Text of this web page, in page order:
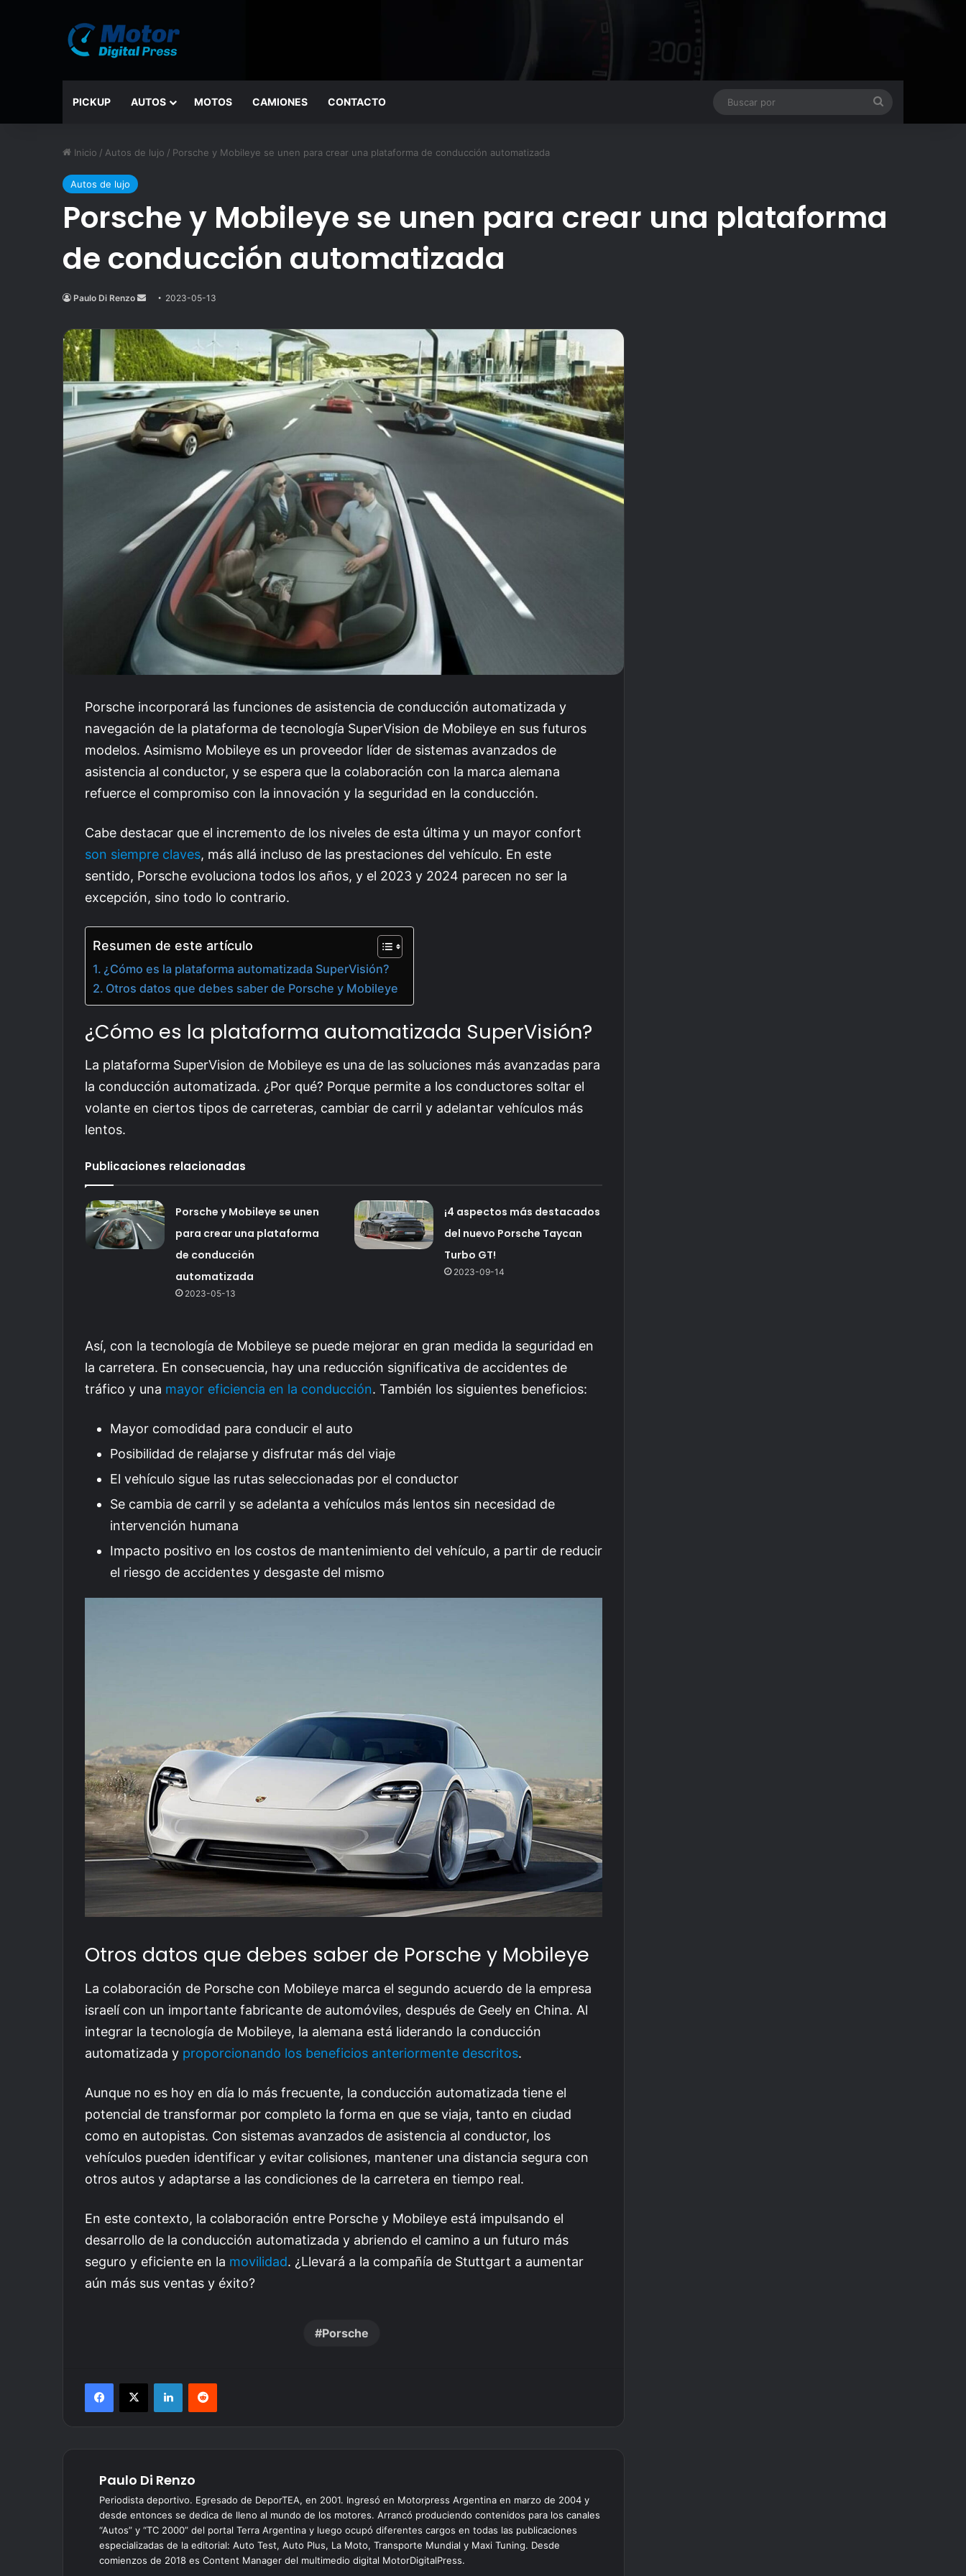
PICKUP AUTOS MOTOS CAMIONES CONTACTO
Inicio / Autos de lujo / Porsche y Mobileye se unen para crear una plataforma de conducción automatizada
Autos de lujo
Porsche y Mobileye se unen para crear una plataforma
de conducción automatizada
Paulo Di Renzo
Send
email
2023-05-13
Porsche incorporará las funciones de asistencia de conducción automatizada y
navegación de la plataforma de tecnología SuperVision de Mobileye en sus futuros
modelos. Asimismo Mobileye es un proveedor líder de sistemas avanzados de
asistencia al conductor, y se espera que la colaboración con la marca alemana
refuerce el compromiso con la innovación y la seguridad en la conducción.
Cabe destacar que el incremento de los niveles de esta última y un mayor confort
son siempre claves, más allá incluso de las prestaciones del vehículo. En este
sentido, Porsche evoluciona todos los años, y el 2023 y 2024 parecen no ser la
excepción, sino todo lo contrario.
Resumen de este artículo
¿Cómo es la plataforma automatizada SuperVisión?
Otros datos que debes saber de Porsche y Mobileye
¿Cómo es la plataforma automatizada SuperVisión?
La plataforma SuperVision de Mobileye es una de las soluciones más avanzadas para
la conducción automatizada. ¿Por qué? Porque permite a los conductores soltar el
volante en ciertos tipos de carreteras, cambiar de carril y adelantar vehículos más
lentos.
Publicaciones relacionadas
Porsche y Mobileye se unen
para crear una plataforma
de conducción
automatizada
2023-05-13
¡4 aspectos más destacados
del nuevo Porsche Taycan
Turbo GT!
2023-09-14
Así, con la tecnología de Mobileye se puede mejorar en gran medida la seguridad en
la carretera. En consecuencia, hay una reducción significativa de accidentes de
tráfico y una mayor eficiencia en la conducción. También los siguientes beneficios:
Mayor comodidad para conducir el auto
Posibilidad de relajarse y disfrutar más del viaje
El vehículo sigue las rutas seleccionadas por el conductor
Se cambia de carril y se adelanta a vehículos más lentos sin necesidad de
intervención humana
Impacto positivo en los costos de mantenimiento del vehículo, a partir de reducir
el riesgo de accidentes y desgaste del mismo
Otros datos que debes saber de Porsche y Mobileye
La colaboración de Porsche con Mobileye marca el segundo acuerdo de la empresa
israelí con un importante fabricante de automóviles, después de Geely en China. Al
integrar la tecnología de Mobileye, la alemana está liderando la conducción
automatizada y proporcionando los beneficios anteriormente descritos.
Aunque no es hoy en día lo más frecuente, la conducción automatizada tiene el
potencial de transformar por completo la forma en que se viaja, tanto en ciudad
como en autopistas. Con sistemas avanzados de asistencia al conductor, los
vehículos pueden identificar y evitar colisiones, mantener una distancia segura con
otros autos y adaptarse a las condiciones de la carretera en tiempo real.
En este contexto, la colaboración entre Porsche y Mobileye está impulsando el
desarrollo de la conducción automatizada y abriendo el camino a un futuro más
seguro y eficiente en la movilidad. ¿Llevará a la compañía de Stuttgart a aumentar
aún más sus ventas y éxito?
Porsche
Paulo Di Renzo
Periodista deportivo. Egresado de DeporTEA, en 2001. Ingresó en Motorpress Argentina en marzo de 2004 y
desde entonces se dedica de lleno al mundo de los motores. Arrancó produciendo contenidos para los canales
“Autos” y “TC 2000” del portal Terra Argentina y luego ocupó diferentes cargos en todas las publicaciones
especializadas de la editorial: Auto Test, Auto Plus, La Moto, Transporte Mundial y Maxi Tuning. Desde
comienzos de 2018 es Content Manager del multimedio digital MotorDigitalPress.